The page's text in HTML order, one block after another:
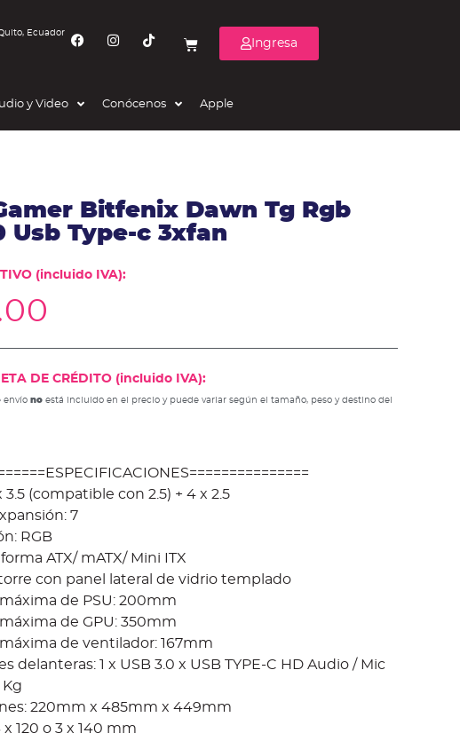
Ecuador
Ingresa
y Video Conócenos Apple
Bitfenix Dawn Tg Rgb
Usb Type-c 3xfan
(incluido IVA):
DE CRÉDITO (incluido IVA):
envío noestá incluido en el precio y puede variar según el tamaño, peso y destino del
3.5 (compatible con 2.5) + 4 x 2.5
7
RGB
ATX/ mATX/ Mini ITX
con panel lateral de vidrio templado
de PSU: 200mm
de GPU: 350mm
de ventilador: 167mm
delanteras: 1 x USB 3.0 x USB TYPE-C HD Audio / Mic
Kg
220mm x 485mm x 449mm
x 120 o 3 x 140 mm